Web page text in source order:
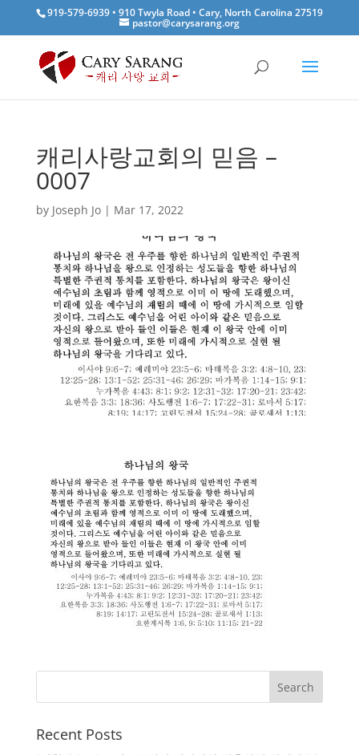
919-579-6939 • 910 Twyla Road • Cary, North Carolina 27519
pastor@carysarang.org
캐리사랑교회의 믿음 –
0007
by Joseph Jo| Mar 17, 2022
Recent Posts